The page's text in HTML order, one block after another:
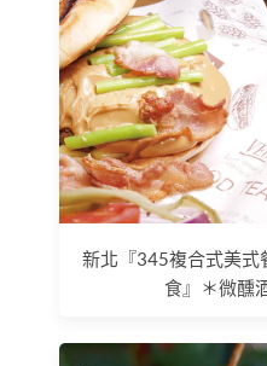
新北『345複合式美式
食』＊微醺